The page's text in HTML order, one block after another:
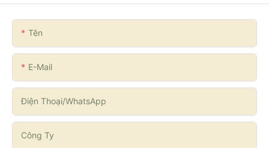
Tên
E-Mail
Điện Thoại/WhatsApp
Công Ty